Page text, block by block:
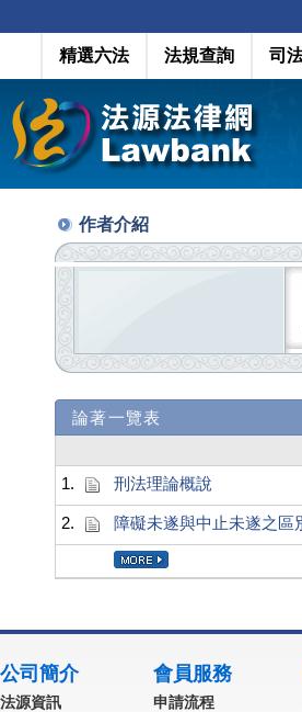
精選六法 法規查詢 司
作者介紹
論著一覽表
1.
刑法理論概說
2. 障礙未遂與中止未遂之區
公司簡介
法源資訊
會員服務
申請流程